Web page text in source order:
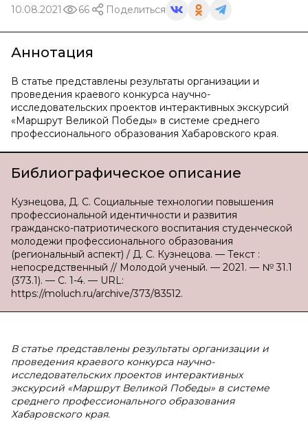
10.08.2021 66 Поделиться
Аннотация
В статье представлены результаты организации и
проведения краевого конкурса научно-
исследовательских проектов интерактивных экскурсий
«Маршрут Великой Победы» в системе среднего
профессионального образования Хабаровского края.
Библиографическое описание
Кузнецова, Д. С. Социальные технологии повышения
профессиональной идентичности и развития
гражданско-патриотического воспитания студенческой
молодежи профессионального образования
(региональный аспект) / Д. С. Кузнецова. — Текст :
непосредственный // Молодой ученый. — 2021. — № 31.1
(373.1). — С. 1-4. — URL:
https://moluch.ru/archive/373/83512.
В статье представлены результаты организации и
проведения краевого конкурса научно-
исследовательских проектов интерактивных
экскурсий «Маршрут Великой Победы» в системе
среднего профессионального образования
Хабаровского края.